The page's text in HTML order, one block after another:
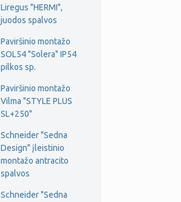
Liregus "HERMI",
juodos spalvos
Paviršinio montažo
SOL54 "Solera" IP54
pilkos sp.
Paviršinio montažo
Vilma "STYLE PLUS
SL+250"
Schneider "Sedna
Design" įleistinio
montažo antracito
spalvos
Schneider "Sedna